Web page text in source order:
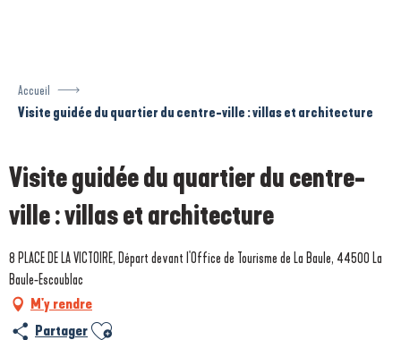
Accueil
Visite guidée du quartier du centre-ville : villas et architecture
Visite guidée du quartier du centre-
ville : villas et architecture
8 PLACE DE LA VICTOIRE, Départ devant l'Office de Tourisme de La Baule, 44500 La
Baule-Escoublac
M'y rendre
Partager Ajouter aux favoris